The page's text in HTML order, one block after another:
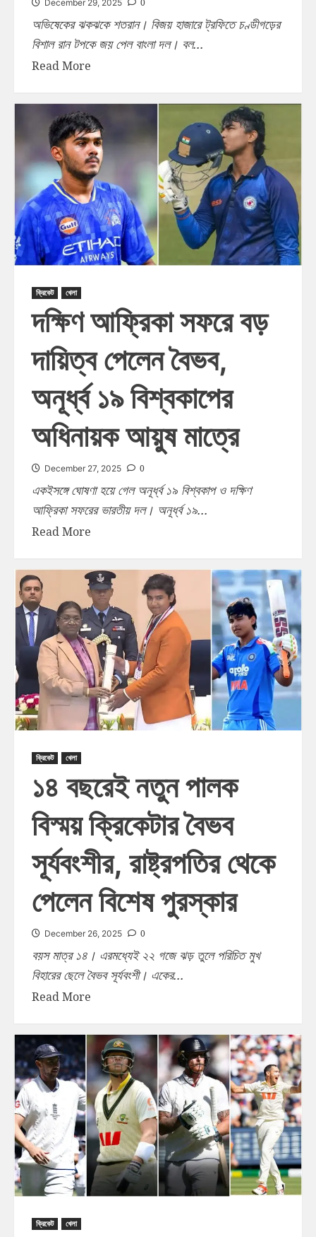
December 29, 2025 0
অভিষেকের ঝকঝকে শতরান। বিজয় হাজারে ট্রফিতে চণ্ডীগড়ের
বিশাল রান টপকে জয় পেল বাংলা দল। বল...
Read More
ক্রিকেট খেলা
দক্ষিণ আফ্রিকা সফরে বড়
দায়িত্ব পেলেন বৈভব,
অনূর্ধ্ব ১৯ বিশ্বকাপের
অধিনায়ক আয়ুষ মাত্রে
December 27, 2025 0
একইসঙ্গে ঘোষণা হয়ে গেল অনূর্ধ্ব ১৯ বিশ্বকাপ ও দক্ষিণ
আফ্রিকা সফরের ভারতীয় দল। অনূর্ধ্ব ১৯...
Read More
ক্রিকেট খেলা
১৪ বছরেই নতুন পালক
বিস্ময় ক্রিকেটার বৈভব
সূর্যবংশীর, রাষ্ট্রপতির থেকে
পেলেন বিশেষ পুরস্কার
December 26, 2025 0
বয়স মাত্র ১৪। এরমধ্যেই ২২ গজে ঝড় তুলে পরিচিত মুখ
বিহারের ছেলে বৈভব সূর্যবংশী। একের...
Read More
ক্রিকেট খেলা